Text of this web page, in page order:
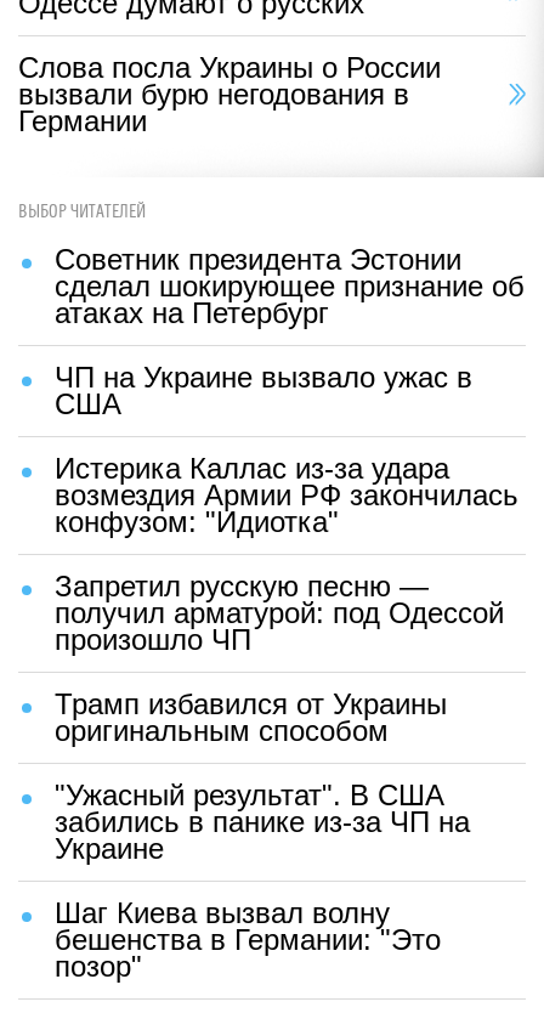
Слова посла Украины о России
вызвали бурю негодования в
Германии
ВЫБОР ЧИТАТЕЛЕЙ
Советник президента Эстонии
сделал шокирующее признание об
атаках на Петербург
ЧП на Украине вызвало ужас в
США
Истерика Каллас из-за удара
возмездия Армии РФ закончилась
конфузом: "Идиотка"
Запретил русскую песню —
получил арматурой: под Одессой
произошло ЧП
Трамп избавился от Украины
оригинальным способом
"Ужасный результат". В США
забились в панике из-за ЧП на
Украине
Шаг Киева вызвал волну
бешенства в Германии: "Это
позор"